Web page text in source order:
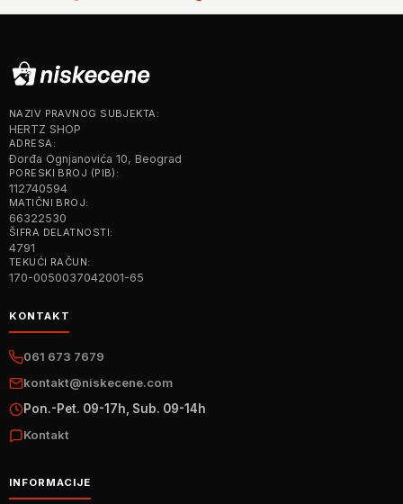
NAZIV PRAVNOG SUBJEKTA:
HERTZ SHOP
ADRESA:
Đorđa Ognjanovića 10, Beograd
PORESKI BROJ (PIB):
112740594
MATIČNI BROJ:
66322530
ŠIFRA DELATNOSTI:
4791
TEKUĆI RAČUN:
170-0050037042001-65
KONTAKT
061 673 7679
kontakt@niskecene.com
Pon.-Pet. 09-17h, Sub. 09-14h
Kontakt
INFORMACIJE